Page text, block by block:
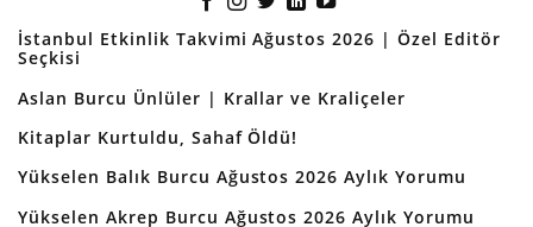
İstanbul Etkinlik Takvimi Ağustos 2026 | Özel Editör
Seçkisi
Aslan Burcu Ünlüler | Krallar ve Kraliçeler
Kitaplar Kurtuldu, Sahaf Öldü!
Yükselen Balık Burcu Ağustos 2026 Aylık Yorumu
Yükselen Akrep Burcu Ağustos 2026 Aylık Yorumu